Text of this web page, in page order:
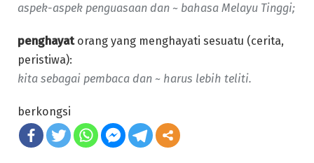
aspek-aspek penguasaan dan ~ bahasa Melayu Tinggi;
penghayatorang yang menghayati sesuatu (cerita,
peristiwa):
kita sebagai pembaca dan ~ harus lebih teliti.
berkongsi